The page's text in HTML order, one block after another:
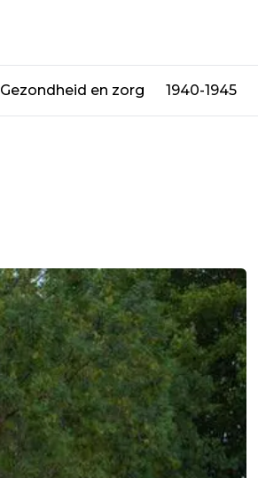
Gezondheid en zorg 1940-1945